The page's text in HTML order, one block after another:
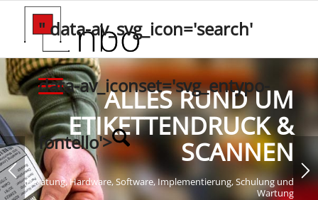
" data-av_svg_icon='search'
data-av_iconset='svg_entypo-
fontello'>
ALLES RUND UM
ETIKETTENDRUCK &
SCANNEN
Beratung, Hardware, Software, Implementierung, Schulung und
Wartung